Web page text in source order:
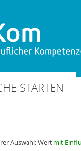
STARTEN
Auswahl: Wert mit